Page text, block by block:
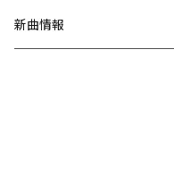
新曲情報